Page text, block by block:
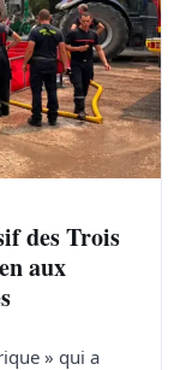
des Trois
aux
» qui a